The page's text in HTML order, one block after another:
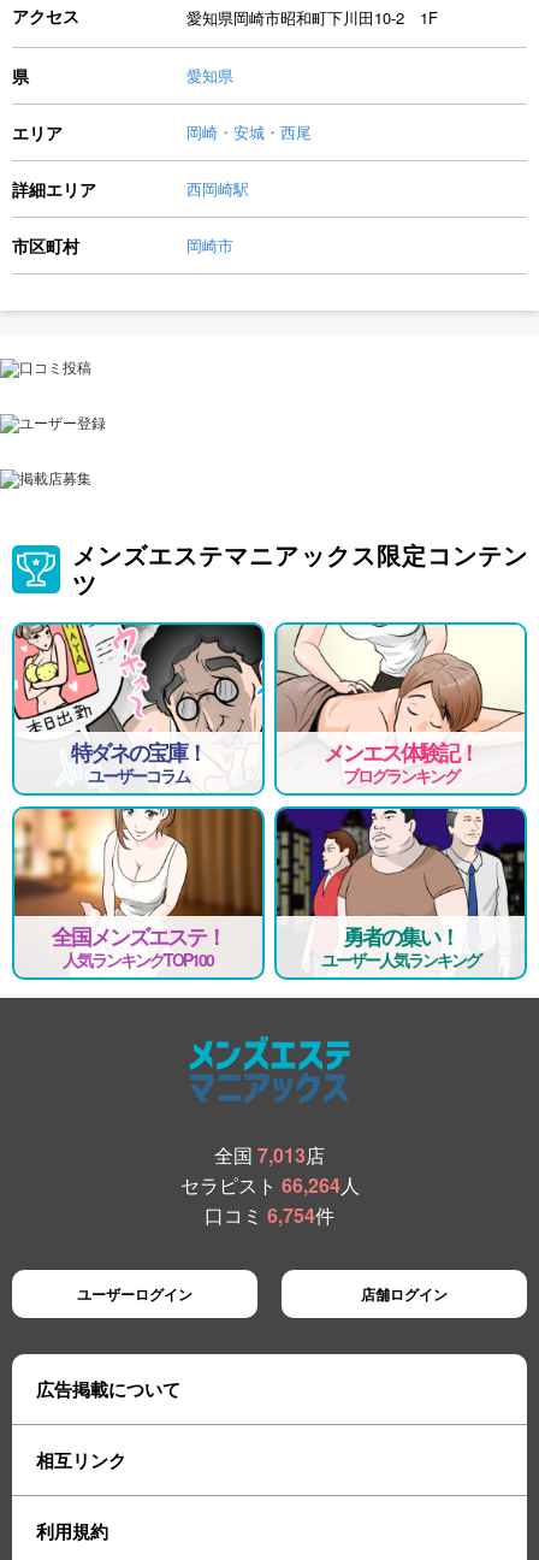
アクセス 愛知県岡崎市昭和町下川田10-2 1F
県 愛知県
エリア 岡崎・安城・西尾
詳細エリア 西岡崎駅
市区町村 岡崎市
メンズエステマニアックス限定コンテン
ツ
特ダネの宝庫！
ユーザーコラム
メンエス体験記！
ブログランキング
全国メンズエステ！
人気ランキングTOP100
勇者の集い！
ユーザー人気ランキング
全国 7,013店
セラピスト 66,264人
口コミ 6,754件
ユーザーログイン 店舗ログイン
広告掲載について
相互リンク
利用規約